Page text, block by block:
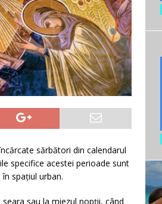
sărbători din calendarul
specifice acestei perioade sunt
spațiul urban.
sau la miezul nopţii, când